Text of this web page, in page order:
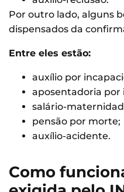
Por outro lado, alguns
dispensados da
Entre eles estão:
auxílio por
aposentadoria
salário-
pensão por morte;
auxílio-acidente.
Como